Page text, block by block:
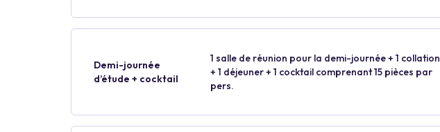
Demi-journée
d’étude + cocktail
1 salle de réunion pour la demi-journée + 1 collation
+ 1 déjeuner + 1 cocktail comprenant 15 pièces par
pers.